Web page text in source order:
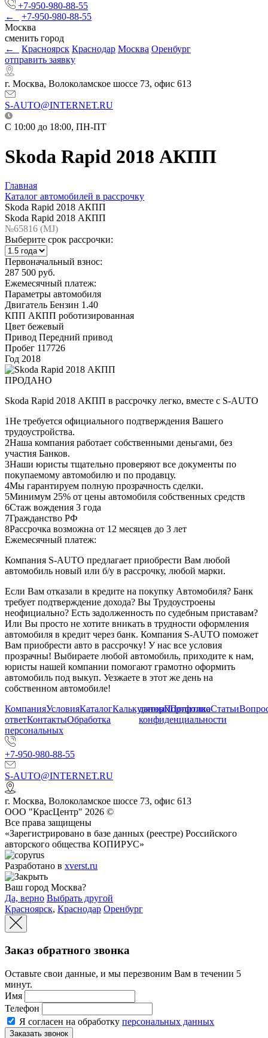
+7-950-980-88-55
←
+7-950-980-88-55
Москва
сменить город
←
Красноярск Краснодар Москва Оренбург
отправить заявку
г. Москва, Волоколамское шоссе 73, офис 613
S-AUTO@INTERNET.RU
C 10:00 до 18:00, ПН-ПТ
Skoda Rapid 2018 АКПП
Главная
Каталог автомобилей в рассрочку
Skoda Rapid 2018 АКПП
Skoda Rapid 2018 АКПП
№65816 (МJ)
Выберите срок рассрочки:
Первоначальный взнос:
287 500 руб.
Ежемесячный платеж:
Параметры автомобиля
Двигатель Бензин 1.40
КПП АКПП роботизированная
Цвет бежевый
Привод Передний привод
Пробег 117726
Год 2018
ПРОДАНО
Skoda Rapid 2018 АКПП в рассрочку легко, вместе с S-AUTO
1Не требуется официального подтверждения Вашего
трудоустройства.
2Наша компания работает собственными деньгами, без
участия Банков.
3Наши юристы тщательно проверяют все документы по
покупаемому автомобилю и по продавцу.
4Мы гарантируем полную прозрачность сделки.
5Минимум 25% от цены автомобиля собственных средств
6Стаж вождения 3 года
7Гражданство РФ
8Рассрочка возможна от 12 месяцев до 3 лет
Ежемесячный платеж:
Компания S-AUTO предлагает приобрести Вам любой
автомобиль новый или б/у в рассрочку, любой марки.
Если Вам отказали в кредите на покупку Автомобиля? Банк
требует подтверждение дохода? Вы Трудоустроены
неофициально? Есть задолженность по судебным приставам?
Или Вы просто не хотите вникать в трудности оформления
автомобиля в кредит через банк. Компания S-AUTO поможет
Вам приобрести авто в рассрочку! У нас все условия
прозрачны! Выбираете любой автомобиль, приходите к нам,
юристы нашей компании помогают грамотно оформить
автомобиль под выкуп. Уезжаете в этот же день на
собственном автомобиле!
КомпанияУсловияКаталогКалькуляторПортфолиоСтатьи
ответКонтактыОбработка
персональных
данныхПолитика
конфиденциальности
+7-950-980-88-55
S-AUTO@INTERNET.RU
г. Москва, Волоколамское шоссе 73, офис 613
ООО "КрасЦентр" 2026 ©
Все права защищены
«Зарегистрировано в базе данных (реестре) Российского
авторского общества КОПИРУС»
Разработано в xverst.ru
Ваш город Москва?
Да, верно Выбрать другой
Красноярск, Краснодар Оренбург
Заказ обратного звонка
Оставьте свои данные, и мы перезвоним Вам в течении 5
минут.
Имя
Телефон
Я согласен на обработку персональных данных